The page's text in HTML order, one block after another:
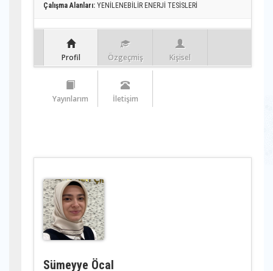
Çalışma Alanları: YENİLENEBİLİR ENERJİ TESİSLERİ
Profil Özgeçmiş Kişisel
Yayınlarım İletişim
Sümeyye Öcal